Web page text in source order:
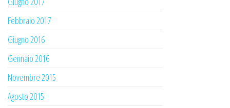
Febbraio 2017
Giugno 2016
Gennaio 2016
Novembre 2015
Agosto 2015